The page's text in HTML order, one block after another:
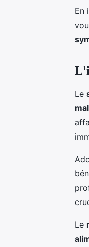
En
Le
Le